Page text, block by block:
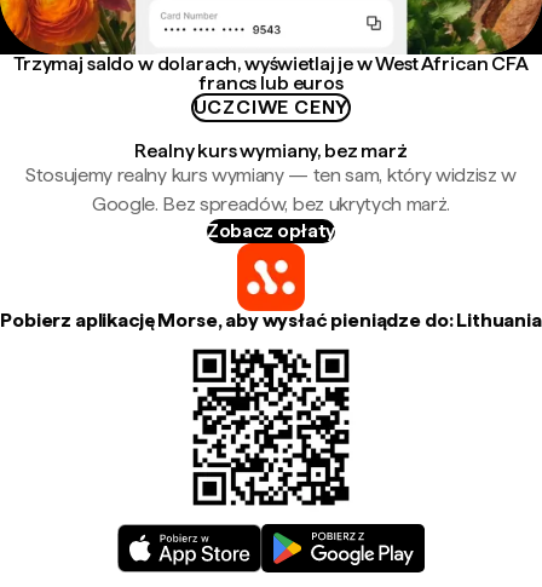
Trzymaj saldo w dolarach, wyświetlaj je w West African CFA
francs lub euros
UCZCIWE CENY
Realny kurs wymiany, bez marż
Stosujemy realny kurs wymiany — ten sam, który widzisz w
Google. Bez spreadów, bez ukrytych marż.
Zobacz opłaty
Pobierz aplikację Morse, aby wysłać pieniądze do: Lithuania